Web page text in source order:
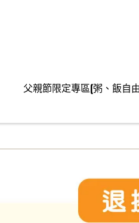
父親節限定專區(粥、飯自